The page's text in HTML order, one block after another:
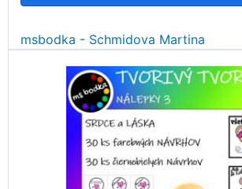
msbodka - Schmidova Martina